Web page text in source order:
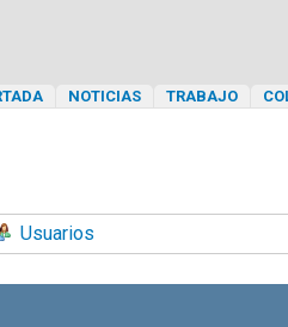
NOTICIAS TRABAJO
Usuarios